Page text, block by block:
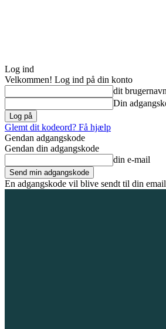
Log ind
Velkommen! Log ind på din konto
dit brugernavn
Din
Glemt dit kodeord? Få hjælp
Gendan adgangskode
Gendan din adgangskode
din e-mail
En adgangskode vil blive sendt til din